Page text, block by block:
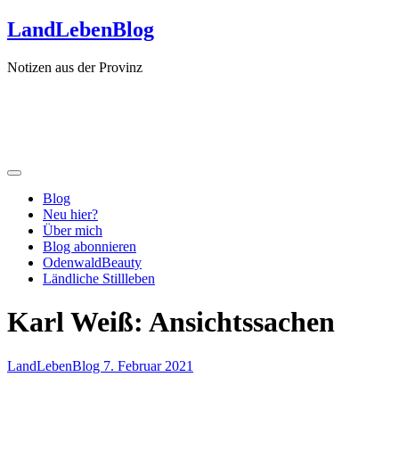
Zum
Inhalt
LandLebenBlog
Notizen aus der Provinz
Blog
Neu hier?
Über mich
Blog abonnieren
OdenwaldBeauty
Ländliche Stillleben
Karl Weiß: Ansichtssachen
LandLebenBlog 7. Februar 2021